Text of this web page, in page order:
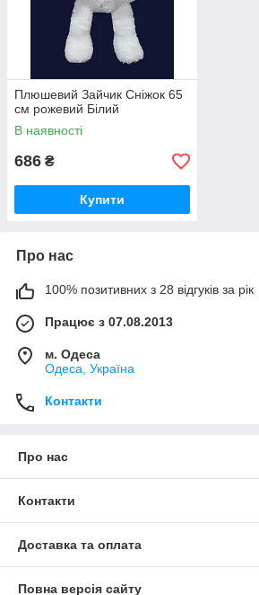
Плюшевий Зайчик Сніжок 65
см рожевий Білий
В наявності
686 ₴
Купити
Про нас
100% позитивних з 28 відгуків за рік
Працює з 07.08.2013
м. Одеса
Одеса, Україна
Контакти
Про нас
Контакти
Доставка та оплата
Повна версія сайту